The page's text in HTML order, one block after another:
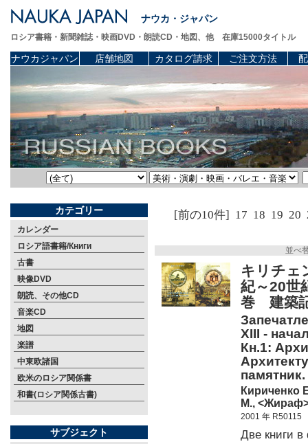
ナウカ・ジャパン
ロシア書籍・新聞雑誌・映画DVD・朗読CD・地図、他 在庫15000タイトル
ナウカジャパン 店舗地図 カタログ請求 ご注文方法
カテゴリー
カレンダー
ロシア語書籍/Книги
古書
映像DVD
朗読、その他CD
音楽CD
地図
楽譜
中東欧諸国
欧米のロシア関係書
和書(ロシア関係古書)
サブジェクト
[前の10件] 17 18 19 20
並べ
キリチ
紀～20
巻 建築
XIII -
Кн.1:
Кириченко
М.,
2001 年 R50115
Две книги